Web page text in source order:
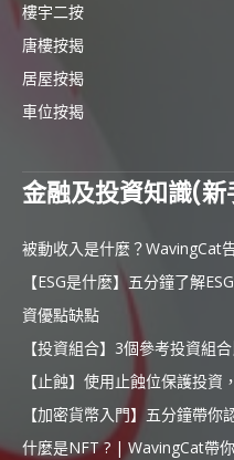
樓宇二按
唐樓按揭
居屋按揭
車位按揭
金融及投資知識(新
被動收入是什麼？WavingCat
【ESG是什麼】五分鐘了解
資優點缺點
【投資組合】3個參考投資組
【止蝕】使用止蝕位保護投
【加密貨幣入門】五分鐘帶
什麼是NFT ? | WavingCat帶